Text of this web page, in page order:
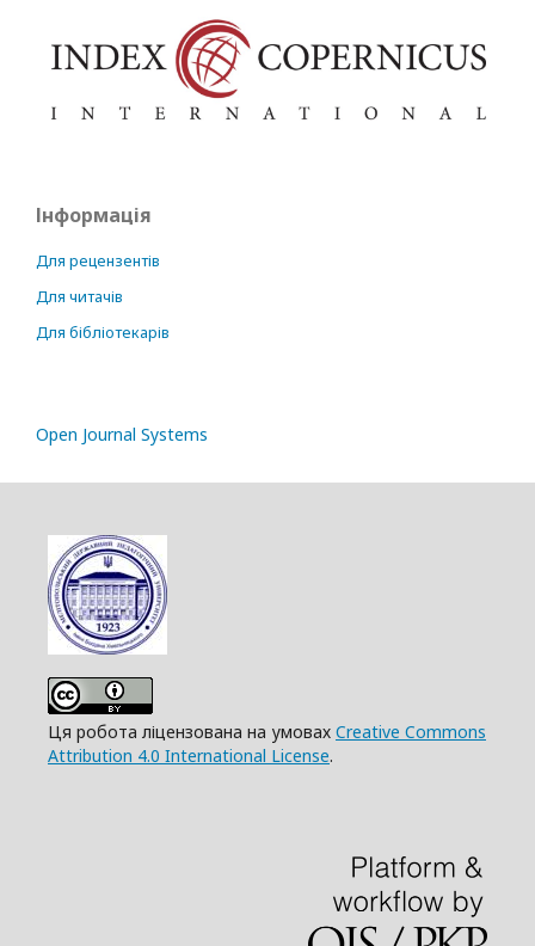
Інформація
Для рецензентів
Для читачів
Для бібліотекарів
Open Journal Systems
Ця робота ліцензована на умовах Creative Commons
Attribution 4.0 International License.